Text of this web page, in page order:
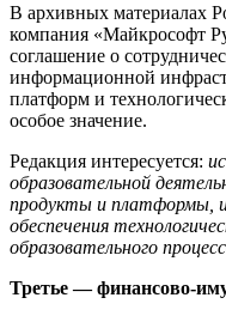
В архивных материалах
компания «Майкрософт
соглашение о
информационной
платформ и
особое значение.
Редакция интересуется:
образовательной
продукты и платформы,
обеспечения
образовательного
Третье — финансово-